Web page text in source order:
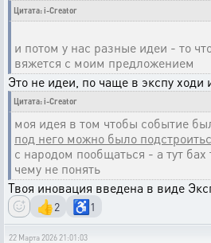
Цитата: i-Creator
и потом у нас разные идеи - то
вяжется с моим предложением
Это не идеи, по чаще в экспу ходи
Цитата: i-Creator
моя идея в том чтобы событие
под него можно было
с народом пообщаться - а тут бах
чему не понять
Твоя иновация введена в виде
👍2 ♿1
22 Марта 2026 21:01:03